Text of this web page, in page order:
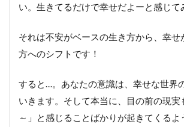
い。生きてるだけで幸せだよーと感じて
それは不安がベースの生き方から、幸せ
方へのシフトです！
すると…。あなたの意識は、幸せな世界
いきます。そして本当に、目の前の現実
～」と感じることばかりが起きてくるよ